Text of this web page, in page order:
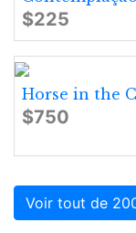
$225
Horse in the
$750
Voir tout de